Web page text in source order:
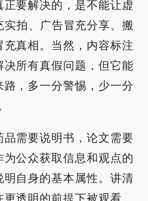
要解决的，是不能让虚
拍、广告冒充分享、搬
真相。当然，内容标注
所有真假问题，但它能
，多一分警惕，少一分
需要说明书，论文需要
公众获取信息和观点的
自身的基本属性。讲清
透明的前提下被观看、